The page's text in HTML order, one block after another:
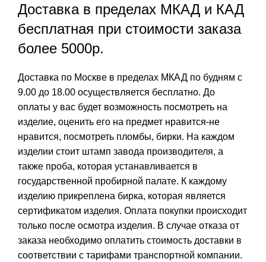
Доставка в пределах МКАД и КАД
бесплатная при стоимости заказа
более 5000р.
Доставка по Москве в пределах МКАД по будням с
9.00 до 18.00 осуществляется бесплатно. До
оплаты у вас будет возможность посмотреть на
изделие, оценить его на предмет нравится-не
нравится, посмотреть пломбы, бирки. На каждом
изделии стоит штамп завода производителя, а
также проба, которая устанавливается в
государственной пробирной палате. К каждому
изделию прикреплена бирка, которая является
сертификатом изделия. Оплата покупки происходит
только после осмотра изделия. В случае отказа от
заказа необходимо оплатить стоимость доставки в
соответствии с тарифами транспортной компании.